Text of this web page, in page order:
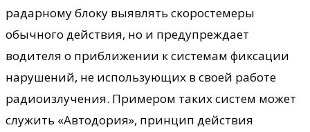
радарному блоку выявлять скоростемеры
обычного действия, но и предупреждает
водителя о приближении к системам фиксации
нарушений, не использующих в своей работе
радиоизлучения. Примером таких систем может
служить «Автодория», принцип действия